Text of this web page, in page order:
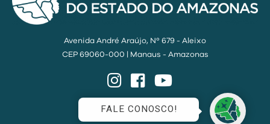
Avenida André Araújo, Nº 679 - Aleixo
CEP 69060-000 | Manaus - Amazonas
InstagramFacebook
FALE CONOSCO!